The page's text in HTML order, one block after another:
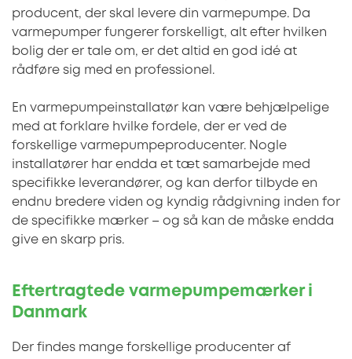
producent, der skal levere din varmepumpe. Da
varmepumper fungerer forskelligt, alt efter hvilken
bolig der er tale om, er det altid en god idé at
rådføre sig med en professionel.
En varmepumpeinstallatør kan være behjælpelige
med at forklare hvilke fordele, der er ved de
forskellige varmepumpeproducenter. Nogle
installatører har endda et tæt samarbejde med
specifikke leverandører, og kan derfor tilbyde en
endnu bredere viden og kyndig rådgivning inden for
de specifikke mærker – og så kan de måske endda
give en skarp pris.
Eftertragtede varmepumpemærker i
Danmark
Der findes mange forskellige producenter af